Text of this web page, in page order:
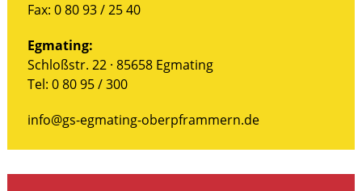
Fax: 0 80 93 / 25 40
Egmating:
Schloßstr. 22 · 85658 Egmating
Tel: 0 80 95 / 300
info@gs-egmating-oberpframmern.de